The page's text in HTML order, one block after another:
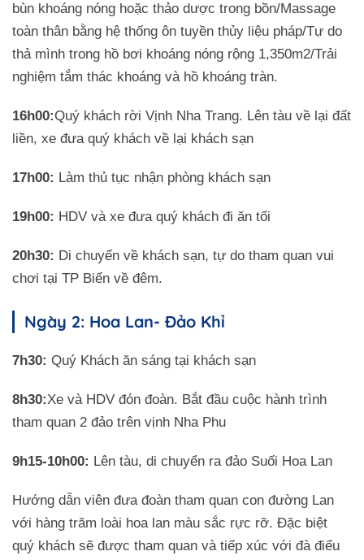
bùn khoáng nóng hoặc thảo dược trong bồn/Massage
toàn thân bằng hệ thống ôn tuyền thủy liệu pháp/Tự do
thả mình trong hồ bơi khoáng nóng rộng 1,350m2/Trải
nghiệm tắm thác khoáng và hồ khoáng tràn.
16h00:Quý khách rời Vịnh Nha Trang. Lên tàu về lại đất
liền, xe đưa quý khách về lại khách sạn
17h00: Làm thủ tục nhận phòng khách sạn
19h00: HDV và xe đưa quý khách đi ăn tối
20h30: Di chuyển về khách sạn, tự do tham quan vui
chơi tại TP Biển về đêm.
Ngày 2: Hoa Lan- Đảo Khỉ
7h30: Quý Khách ăn sáng tại khách sạn
8h30:Xe và HDV đón đoàn. Bắt đầu cuộc hành trình
tham quan 2 đảo trên vịnh Nha Phu
9h15-10h00: Lên tàu, di chuyển ra đảo Suối Hoa Lan
Hướng dẫn viên đưa đoàn tham quan con đường Lan
với hàng trăm loài hoa lan màu sắc rực rỡ. Đặc biệt
quý khách sẽ được tham quan và tiếp xúc với đà điểu